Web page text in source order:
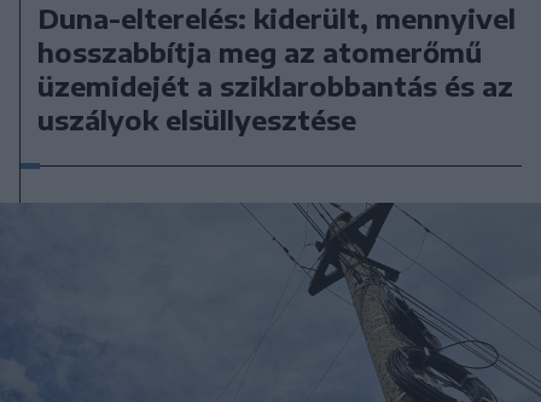
Duna-elterelés: kiderült, mennyivel
hosszabbítja meg az atomerőmű
üzemidejét a sziklarobbantás és az
uszályok elsüllyesztése